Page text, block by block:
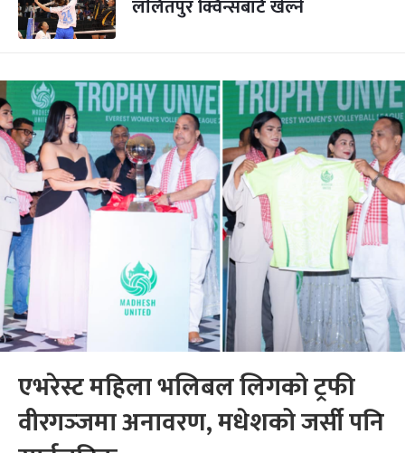
ललितपुर क्विन्सबाटै खेल्ने
एभरेस्ट महिला भलिबल लिगको ट्रफी
वीरगञ्‍जमा अनावरण, मधेशको जर्सी पनि